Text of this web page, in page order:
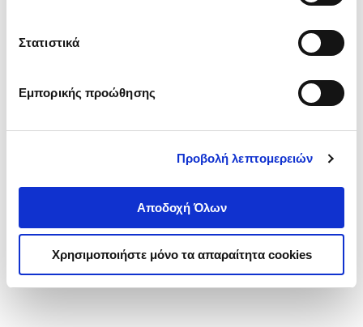
Στατιστικά
Εμπορικής προώθησης
Προβολή λεπτομερειών
Αποδοχή Όλων
Χρησιμοποιήστε μόνο τα απαραίτητα cookies